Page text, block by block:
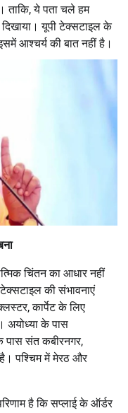
ताकि, ये पता चले हम
यूपी टेक्सटाइल के
आश्चर्य की बात नहीं है।
चिंतन का आधार नहीं
की संभावनाएं
कार्पेट के लिए
अयोध्या के पास
पास संत कबीरनगर,
पश्चिम में मेरठ और
है कि सप्लाई के ऑर्डर